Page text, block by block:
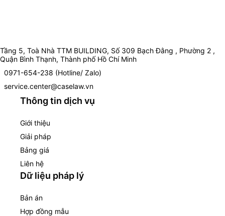
Tầng 5, Toà Nhà TTM BUILDING, Số 309 Bạch Đằng , Phường 2 ,
Quận Bình Thạnh, Thành phố Hồ Chí Minh
0971-654-238 (Hotline/ Zalo)
service.center@caselaw.vn
Thông tin dịch vụ
Giới thiệu
Giải pháp
Bảng giá
Liên hệ
Dữ liệu pháp lý
Bản án
Hợp đồng mẫu